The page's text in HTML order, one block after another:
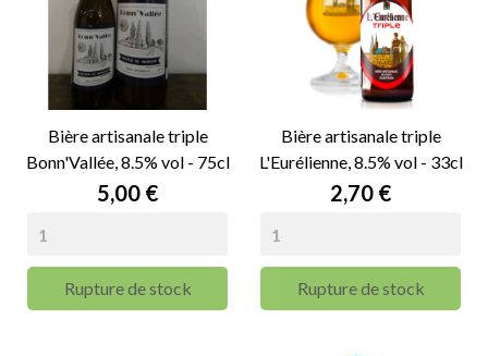
Bière artisanale triple
Bonn'Vallée, 8.5% vol - 75cl
Prix
5,00 €
Rupture de stock
Bière artisanale triple
L'Eurélienne, 8.5% vol - 33cl
Prix
2,70 €
Rupture de stock